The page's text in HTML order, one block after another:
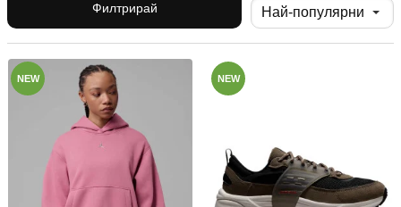
Филтрирай
NEW NEW